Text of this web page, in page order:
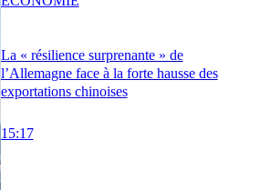
La « résilience surprenante » de
l’Allemagne face à la forte hausse des
exportations chinoises
15:17